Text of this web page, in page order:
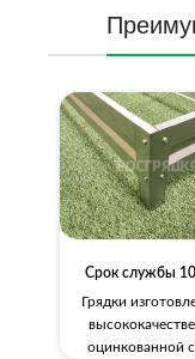
Срок службы
Грядки
оцинкованной